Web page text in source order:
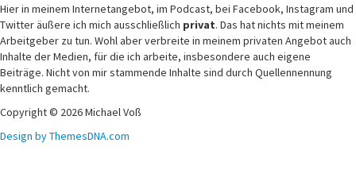
Hier in meinem Internetangebot, im Podcast, bei Facebook, Instagram und
Twitter äußere ich mich ausschließlich privat. Das hat nichts mit meinem
Arbeitgeber zu tun. Wohl aber verbreite in meinem privaten Angebot auch
Inhalte der Medien, für die ich arbeite, insbesondere auch eigene
Beiträge. Nicht von mir stammende Inhalte sind durch Quellennennung
kenntlich gemacht.
Copyright © 2026 Michael Voß
Design by ThemesDNA.com